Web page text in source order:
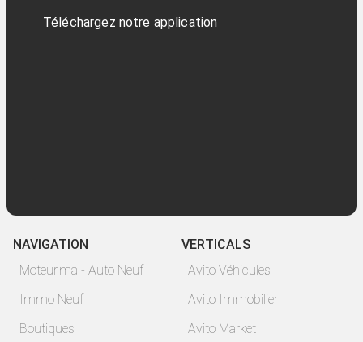
Téléchargez notre application
NAVIGATION
Moteur.ma - Auto Neuf
Immo Neuf
Boutiques
VERTICALS
Avito Véhicules
Avito Immobilier
Avito Market